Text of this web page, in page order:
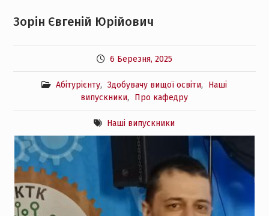
Зорін Євгеній Юрійович
6 Березня, 2025
Абітурієнту, Здобувачу вищої освіти,
Наші
випускники, Про кафедру
Наші випускники